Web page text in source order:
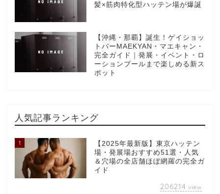
髪×筋肉特化型ハッテン場が爆誕
【沖縄・那覇】誕生！ゲイショッ
トバーMAEKYAN・マエキャン・
完全ガイド｜発展・イベント・ロ
ーションプールまで楽しめる新ス
ポット
人気記事ランキング
1
【2025年最新版】東京ハッテン
場・発展場おすすめ51選・人気
＆穴場の全店舗ほぼ網羅の完全ガ
イド
206214 view